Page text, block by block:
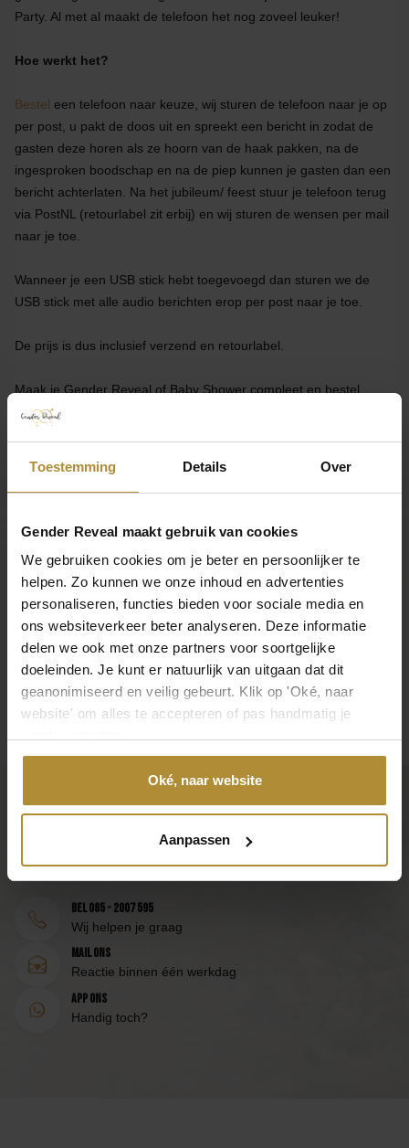
Toestemming Details Over
Gender Reveal maakt gebruik van cookies
We gebruiken cookies om je beter en persoonlijker te
helpen. Zo kunnen we onze inhoud en advertenties
personaliseren, functies bieden voor sociale media en
ons websiteverkeer beter analyseren. Deze informatie
delen we ook met onze partners voor soortgelijke
doeleinden. Je kunt er natuurlijk van uitgaan dat dit
geanonimiseerd en veilig gebeurt. Klik op 'Oké, naar
website' om alles te accepteren of pas handmatig je
Oké, naar website
Aanpassen
Party. Al met al maakt de telefoon het nog zoveel leuker!
Hoe werkt het?
Bestel een telefoon naar keuze, wij sturen de telefoon naar je op
per post, u pakt de doos uit en spreekt een bericht in zodat de
gasten deze horen als ze hoorn van de haak pakken, na de
ingesproken boodschap en na de piep kunnen je gasten dan een
bericht achterlaten. Na het jubileum/ feest stuur je telefoon terug
via PostNL (retourlabel zit erbij) en wij sturen de wensen per mail
naar je toe.
Wanneer je een USB stick hebt toegevoegd dan sturen we de
USB stick met alle audio berichten erop per post naar je toe.
De prijs is dus inclusief verzend en retourlabel.
Maak je Gender Reveal of Baby Shower compleet en bestel
direct.
zorgt ervoor dat er voldoende, meer dan voldoende ruimte is
voor heel leuke berichten, bijna onbeperkt te noemen.
Deel deze post
Deel deze post
Wij maken jouw Gender Reveal onvergetelijk
klantenservicepaginaof bereik ons via de volgende
contactmogelijkheden.
Bel 085 - 2007 595
Wij helpen je graag
Mail ons
Reactie binnen één werkdag
App ons
Handig toch?